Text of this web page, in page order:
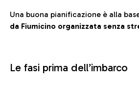
Una buona pianificazione è alla
da Fiumicino organizzata senza
Le fasi prima dell’imbarco